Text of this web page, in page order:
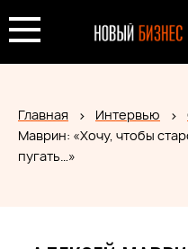
Главная Интервью
Маврин: «Хочу, чтобы
пугать…»